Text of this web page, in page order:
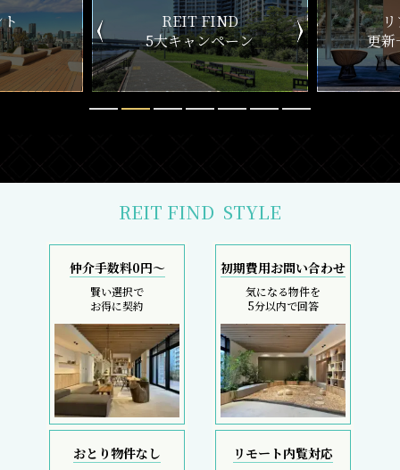
FIND
ンペーン
リアルタイム
更新一覧チェック
REIT FIND STYLE
仲介手数料0円～
賢い選択で
お得に契約
初期費用お問い合わせ
気になる物件を
5分以内で回答
おとり物件なし リモート内覧対応